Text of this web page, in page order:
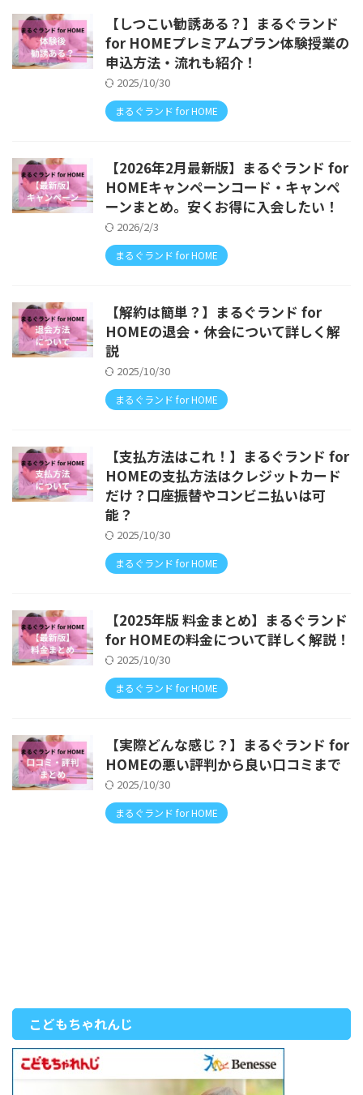
【しつこい勧誘ある？】まるぐランド
for HOMEプレミアムプラン体験授業の
申込方法・流れも紹介！
2025/10/30
まるぐランド for HOME
【2026年2月最新版】まるぐランド for
HOMEキャンペーンコード・キャンペ
ーンまとめ。安くお得に入会したい！
2026/2/3
まるぐランド for HOME
【解約は簡単？】まるぐランド for
HOMEの退会・休会について詳しく解
説
2025/10/30
まるぐランド for HOME
【支払方法はこれ！】まるぐランド for
HOMEの支払方法はクレジットカード
だけ？口座振替やコンビニ払いは可
能？
2025/10/30
まるぐランド for HOME
【2025年版 料金まとめ】まるぐランド
for HOMEの料金について詳しく解説！
2025/10/30
まるぐランド for HOME
【実際どんな感じ？】まるぐランド for
HOMEの悪い評判から良い口コミまで
2025/10/30
まるぐランド for HOME
こどもちゃれんじ